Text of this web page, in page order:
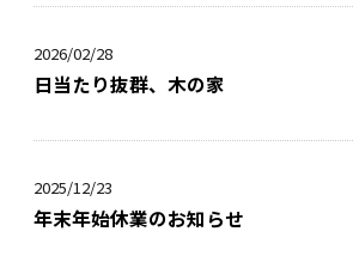
2026/02/28
日当たり抜群、木の家
2025/12/23
年末年始休業のお知らせ